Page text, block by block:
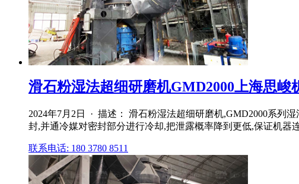
滑石粉湿法超细研磨机GMD2000上海思峻
2024年7月2日 · 描述： 滑石粉湿法超细研磨机,GMD2000系列
封,并通冷媒对密封部分进行冷却,把泄露概率降到更低,保证机器
联系电话: 180 3780 8511